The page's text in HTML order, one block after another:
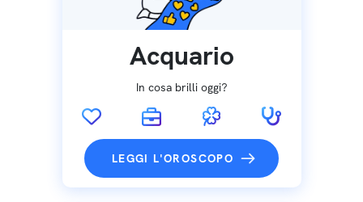
Acquario
In cosa brilli oggi?
LEGGI L'OROSCOPO